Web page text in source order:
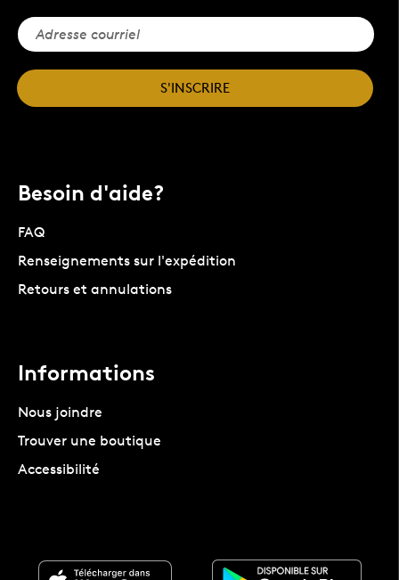
S'INSCRIRE
Besoin d'aide?
FAQ
Renseignements sur l'expédition
Retours et annulations
Informations
Nous joindre
Trouver une boutique
Accessibilité